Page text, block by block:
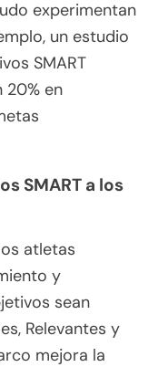
experimentan
un estudio
SMART
20% en
SMART a los
atletas
y
sean
Relevantes y
mejora la